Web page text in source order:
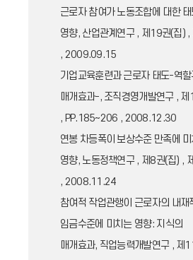
근로자 참여가 노동조합에 대한
영향, 산업관계연구 , 제19권(집)
, 2009.09.15
기업교육훈련과 근로자 태도-역할
매개효과-, 조직경영개발연구 ,
, PP.185~206 , 2008.12.30
연봉 차등폭이 보상수준 만족에
영향, 노동정책연구 , 제8권(집) ,
, 2008.11.24
참여적 작업관행이 근로자의 내재
임금수준에 미치는 영향: 지식의
매개효과, 직업능력개발연구 , 제